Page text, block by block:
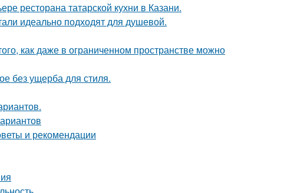
ресторана татарской кухни в Казани.
идеально подходят для душевой.
как даже в ограниченном пространстве можно
без ущерба для стиля.
и рекомендации